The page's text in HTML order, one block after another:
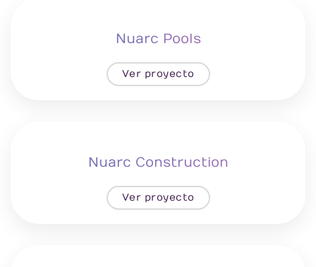
Nuarc Pools
Ver proyecto
Nuarc Construction
Ver proyecto